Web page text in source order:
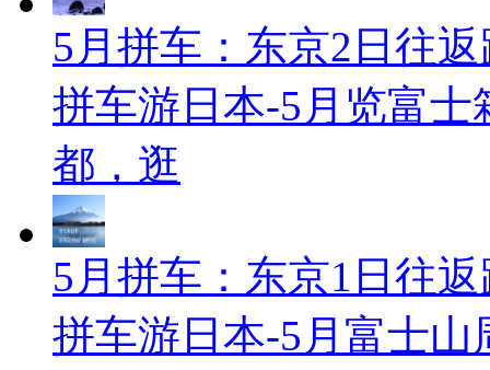
5月拼车：东京2日往
拼车游日本-5月览富
都，逛
5月拼车：东京1日往
拼车游日本-5月富士